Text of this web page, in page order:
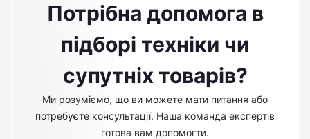
Потрібна допомога в
підборі техніки чи
супутніх товарів?
Ми розуміємо, що ви можете мати питання або
потребуєте консультації. Наша команда експертів
готова вам допомогти.